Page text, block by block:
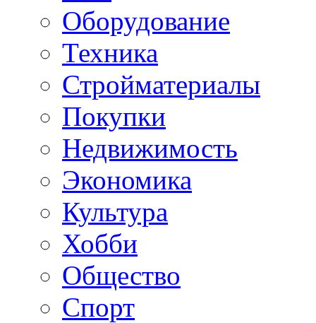
Оборудование
Техника
Стройматериалы
Покупки
Недвижимость
Экономика
Культура
Хобби
Общество
Спорт